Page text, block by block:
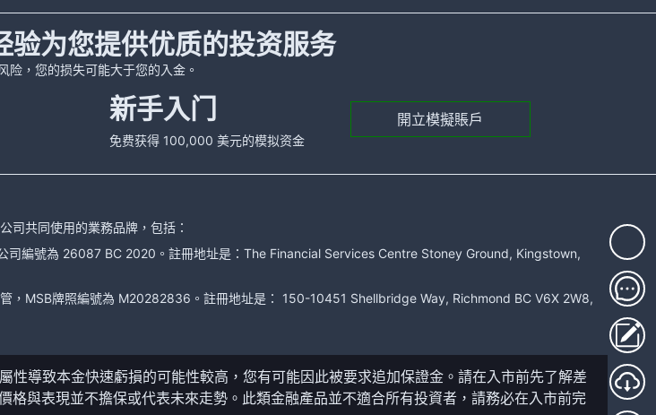
验为您提供优质的投资服务
险，您的损失可能大于您的入金。
新手入门
免费获得 100,000 美元的模拟资金
開立模擬賬戶
司共同使用的業務品牌，包括：
司編號為 26087 BC 2020。註冊地址是：The Financial Services Centre Stoney Ground, Kingstown,
，MSB牌照編號為 M20282836。註冊地址是： 150-10451 Shellbridge Way, Richmond BC V6X 2W8,
導致本金快速虧損的可能性較高，您有可能因此被要求追加保證金。請在入市前先了解差
與表現並不擔保或代表未來走勢。此類金融產品並不適合所有投資者，請務必在入市前完